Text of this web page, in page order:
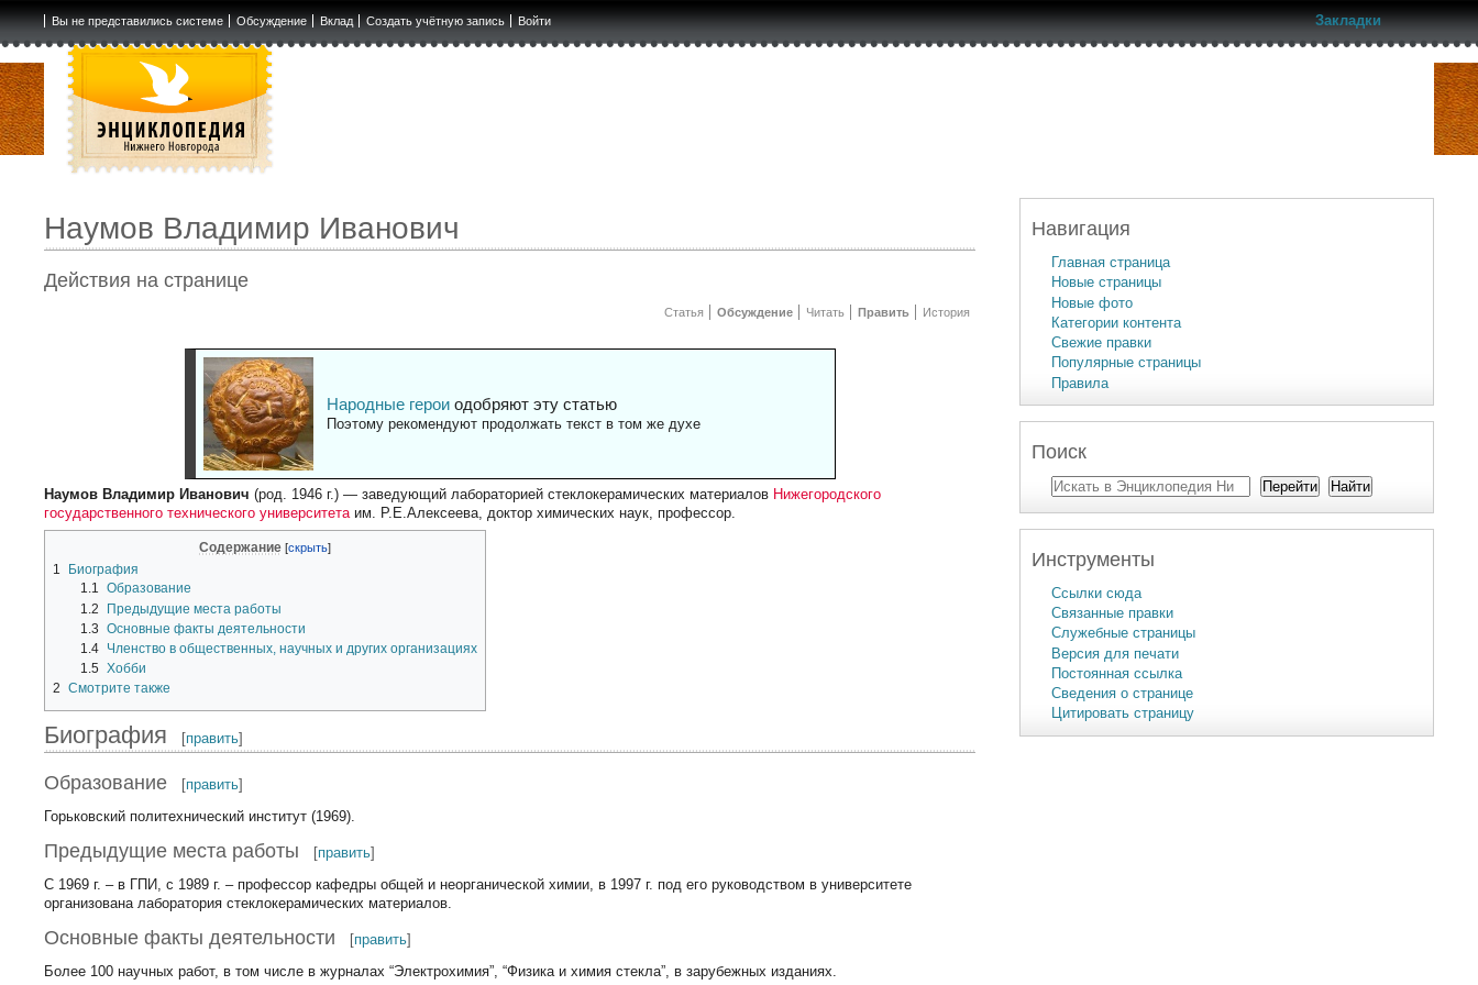
Вы не представились системе Обсуждение Вклад Создать учётную запись Войти Закладки
Наумов Владимир Иванович
Действия на странице
Статья Обсуждение Читать Править История
Народные героиодобряют эту статью
Поэтому рекомендуют продолжать текст в том же духе
Наумов Владимир Иванович (род. 1946 г.) — заведующий лабораторией стеклокерамических материалов Нижегородского
государственного технического университетаим. Р.Е.Алексеева, доктор химических наук, профессор.
Содержание
1
Биография
1.1 Образование
1.2
Предыдущие места работы
1.3 Основные факты деятельности
1.4 Членство в общественных, научных и других организациях
1.5 Хобби
2 Смотрите также
Биография [править]
Образование [править]
Горьковский политехнический институт (1969).
Предыдущие места работы [править]
С 1969 г. – в ГПИ, с 1989 г. – профессор кафедры общей и неорганической химии, в 1997 г. под его руководством в университете
организована лаборатория стеклокерамических материалов.
Основные факты деятельности [править]
Более 100 научных работ, в том числе в журналах “Электрохимия”, “Физика и химия стекла”, в зарубежных изданиях.
Навигация
Главная страница
Новые страницы
Новые фото
Категории контента
Свежие правки
Популярные страницы
Правила
Поиск
Инструменты
Ссылки сюда
Связанные правки
Служебные страницы
Версия для печати
Постоянная ссылка
Сведения о странице
Цитировать страницу